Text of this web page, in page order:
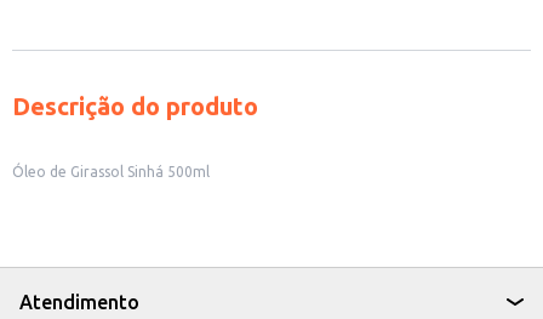
Descrição do produto
Óleo de Girassol Sinhá 500ml
Atendimento